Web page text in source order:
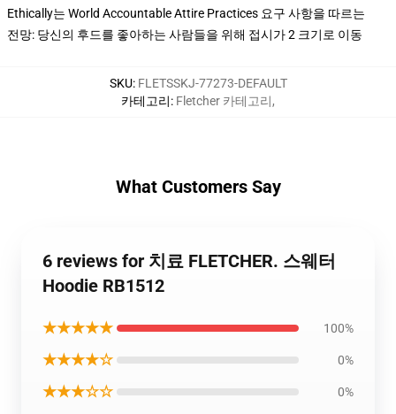
Ethically는 World Accountable Attire Practices 요구 사항을 따르는
전망: 당신의 후드를 좋아하는 사람들을 위해 접시가 2 크기로 이동
SKU: FLETSSKJ-77273-DEFAULT
카테고리: Fletcher 카테고리,
What Customers Say
6 reviews for 치료 FLETCHER. 스웨터
Hoodie RB1512
★★★★★ 100%
★★★★☆ 0%
★★★☆☆ 0%